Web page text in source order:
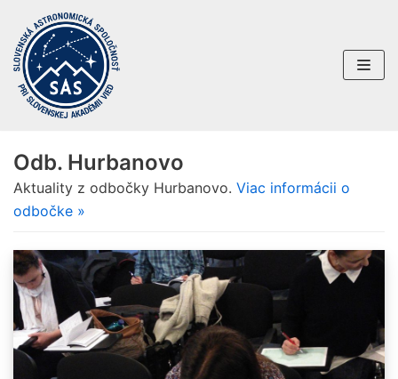
Preskočiť
na
obsah
Odb. Hurbanovo
Aktuality z odbočky Hurbanovo. Viac informácii o
odbočke »